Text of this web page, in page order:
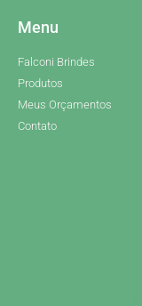
Menu
Falconi Brindes
Produtos
Meus Orçamentos
Contato